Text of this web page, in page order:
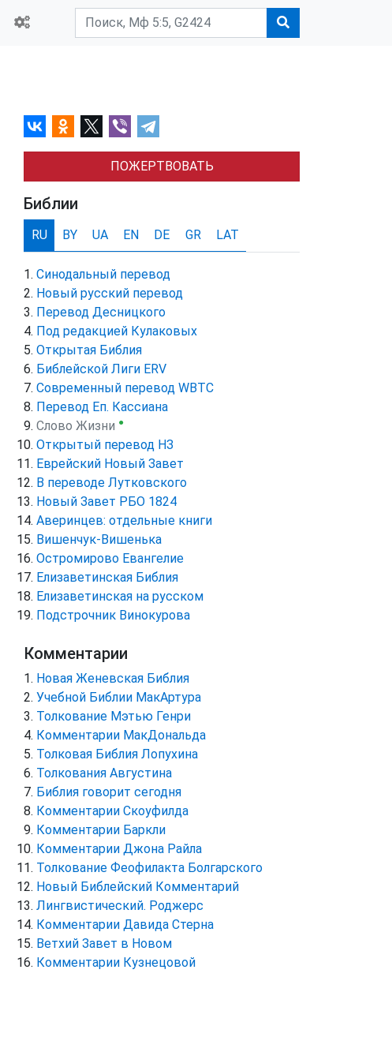
ПОЖЕРТВОВАТЬ
Библии
RU BY UA EN DE GR LAT
Синодальный перевод
Новый русский перевод
Перевод Десницкого
Под редакцией Кулаковых
Открытая Библия
Библейской Лиги ERV
Cовременный перевод WBTC
Перевод Еп. Кассиана
Слово Жизни ●
Открытый перевод НЗ
Еврейский Новый Завет
В переводе Лутковского
Новый Завет РБО 1824
Аверинцев: отдельные книги
Вишенчук-Вишенька
Остромирово Евангелие
Елизаветинская Библия
Елизаветинская на русском
Подстрочник Винокурова
Комментарии
Новая Женевская Библия
Учебной Библии МакАртура
Толкование Мэтью Генри
Комментарии МакДональда
Толковая Библия Лопухина
Толкования Августина
Библия говорит сегодня
Комментарии Скоуфилда
Комментарии Баркли
Комментарии Джона Райла
Толкование Феофилакта Болгарского
Новый Библейский Комментарий
Лингвистический. Роджерс
Комментарии Давида Стерна
Ветхий Завет в Новом
Комментарии Кузнецовой